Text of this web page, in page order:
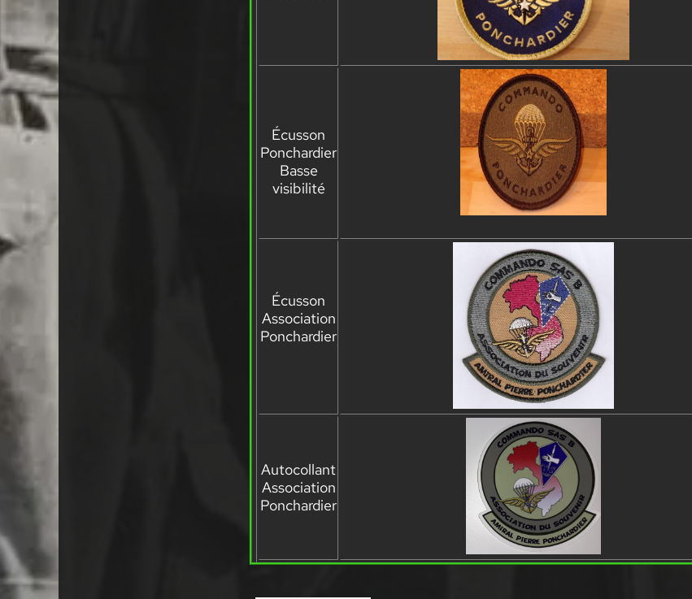
Écusson
Ponchardier
Basse
visibilité
Écusson
Association
Ponchardier
Autocollant
Association
Ponchardier